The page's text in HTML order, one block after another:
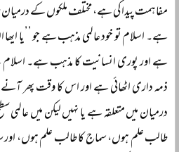
مفاہمت پیدا کی ہے، مختلف ملکوں کے درمیان
ہے۔ اسلام تو خود عالمی مذہب ہے جو ’’یا
ہے اور پوری انسانیت کا مذہب ہے۔ اسلام
ذمہ داری اٹھائی ہے اور اس کا وقت پھر آنے
درمیان میں متعلقہ ہے یا نہیں لیکن میں عالمی
طالب علم ہوں، سماج کا طالب علم ہوں،